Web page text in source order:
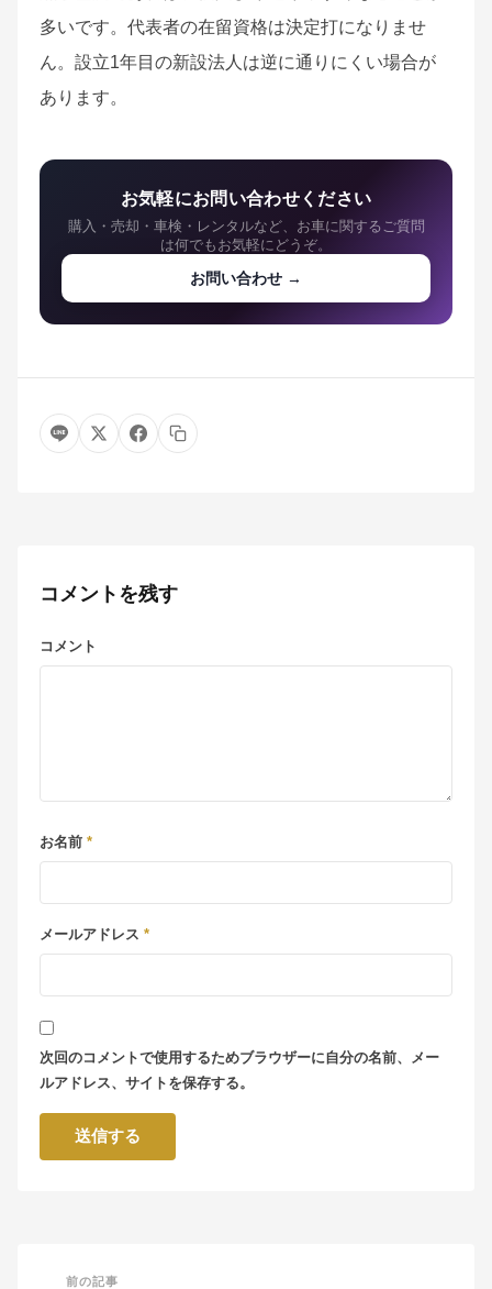
多いです。代表者の在留資格は決定打になりませ
ん。設立1年目の新設法人は逆に通りにくい場合が
あります。
お気軽にお問い合わせください
購入・売却・車検・レンタルなど、お車に関するご質問
は何でもお気軽にどうぞ。
お問い合わせ →
コメントを残す
コメント
お名前 *
メールアドレス *
次回のコメントで使用するためブラウザーに自分の名前、メー
ルアドレス、サイトを保存する。
前の記事